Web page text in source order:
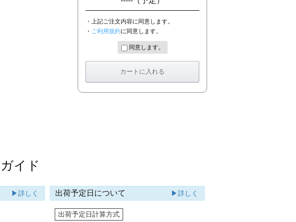
・上記ご注文内容に同意します。
・ ご利用規約に同意します。
同意します。
イド
▶詳しく 出荷予定日について ▶詳しく
出荷予定日計算方式